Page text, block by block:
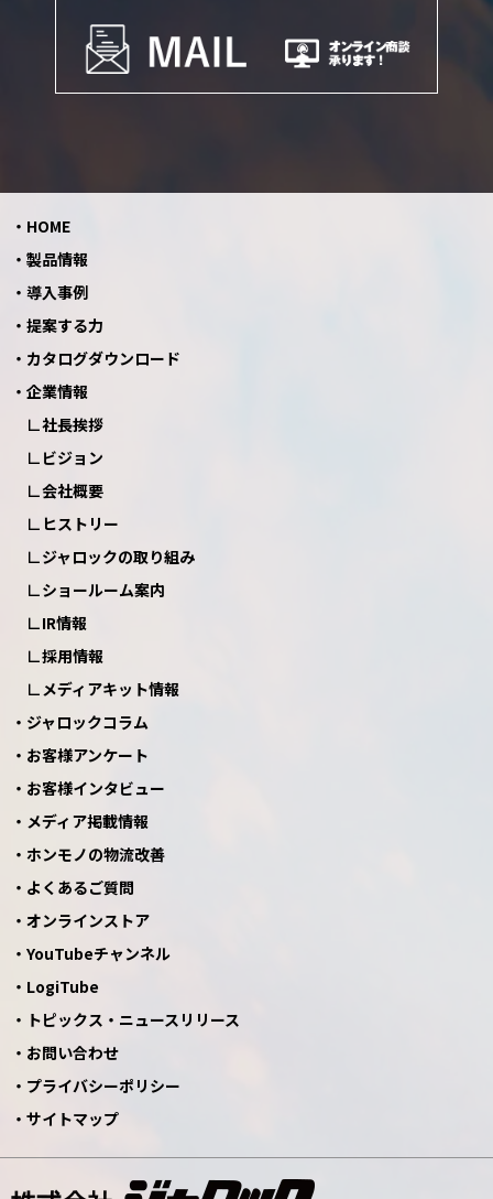
HOME
製品情報
導入事例
提案する力
カタログダウンロード
企業情報
社長挨拶
ビジョン
会社概要
ヒストリー
ジャロックの取り組み
ショールーム案内
IR情報
採用情報
メディアキット情報
ジャロックコラム
お客様アンケート
お客様インタビュー
メディア掲載情報
ホンモノの物流改善
よくあるご質問
オンラインストア
YouTubeチャンネル
LogiTube
トピックス・ニュースリリース
お問い合わせ
プライバシーポリシー
サイトマップ